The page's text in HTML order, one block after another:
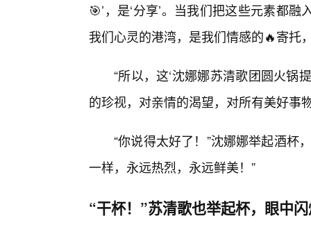
🎯’，是‘分享’。当我们把这些元素都
我们心灵的港湾，是我们情感的🔥寄托
“所以，这‘沈娜娜苏清歌团圆火锅
的珍视，对亲情的渴望，对所有美好事
“你说得太好了！”沈娜娜举起酒杯
一样，永远热烈，永远鲜美！”
“干杯！”苏清歌也举起杯，眼中